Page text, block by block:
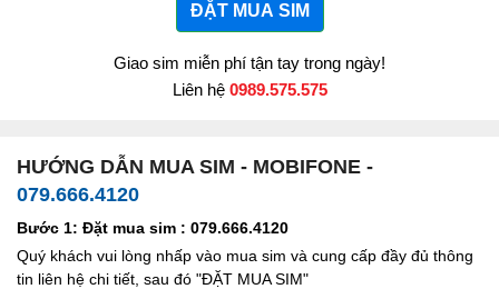
ĐẶT MUA SIM
Giao sim miễn phí tận tay trong ngày!
Liên hệ 0989.575.575
HƯỚNG DẪN MUA SIM - MOBIFONE -
079.666.4120
Bước 1: Đặt mua sim : 079.666.4120
Quý khách vui lòng nhấp vào mua sim và cung cấp đầy đủ thông
tin liên hệ chi tiết, sau đó "ĐẶT MUA SIM"